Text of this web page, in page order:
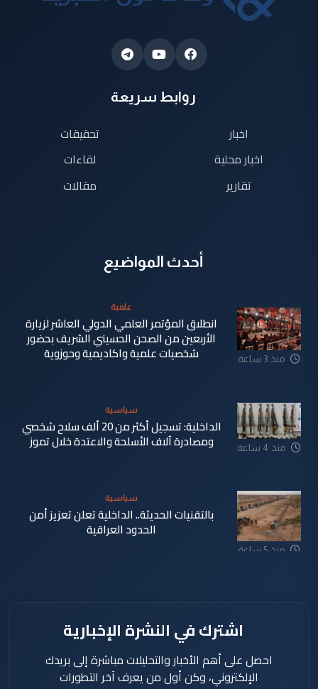
روابط سريعة
اخبار
اخبار محلية
تقارير
تحقيقات
لقاءات
مقالات
أحدث المواضيع
منذ 3 ساعة
علمية
انطلاق المؤتمر العلمي الدولي العاشر لزيارة
الأربعين من الصحن الحسيني الشريف بحضور
شخصيات علمية واكاديمية وحوزوية
منذ 4 ساعة
سياسية
الداخلية: تسجيل أكثر من 20 ألف سلاح شخصي
ومصادرة آلاف الأسلحة والاعتدة خلال تموز
منذ 5 ساعة
سياسية
بالتقنيات الحديثة.. الداخلية تعلن تعزيز أمن
الحدود العراقية
اشترك في النشرة الإخبارية
احصل على أهم الأخبار والتحليلات مباشرة إلى بريدك
الإلكتروني، وكن أول من يعرف آخر التطورات